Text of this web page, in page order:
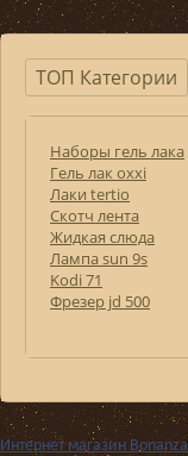
ТОП Категории
Наборы гель лака
Гель лак оххі
Лаки tertio
Скотч лента
Жидкая слюда
Лампа sun 9s
Kodi 71
Фрезер jd 500
Интернет магазин Bonanza